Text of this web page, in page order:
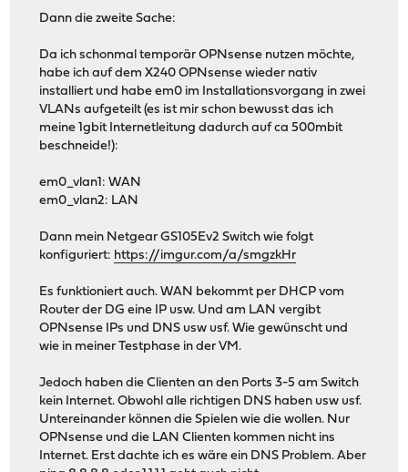
Dann die zweite Sache:
Da ich schonmal temporär OPNsense nutzen möchte,
habe ich auf dem X240 OPNsense wieder nativ
installiert und habe em0 im Installationsvorgang in zwei
VLANs aufgeteilt (es ist mir schon bewusst das ich
meine 1gbit Internetleitung dadurch auf ca 500mbit
beschneide!):
em0_vlan1: WAN
em0_vlan2: LAN
Dann mein Netgear GS105Ev2 Switch wie folgt
konfiguriert: https://imgur.com/a/smgzkHr
Es funktioniert auch. WAN bekommt per DHCP vom
Router der DG eine IP usw. Und am LAN vergibt
OPNsense IPs und DNS usw usf. Wie gewünscht und
wie in meiner Testphase in der VM.
Jedoch haben die Clienten an den Ports 3-5 am Switch
kein Internet. Obwohl alle richtigen DNS haben usw usf.
Untereinander können die Spielen wie die wollen. Nur
OPNsense und die LAN Clienten kommen nicht ins
Internet. Erst dachte ich es wäre ein DNS Problem. Aber